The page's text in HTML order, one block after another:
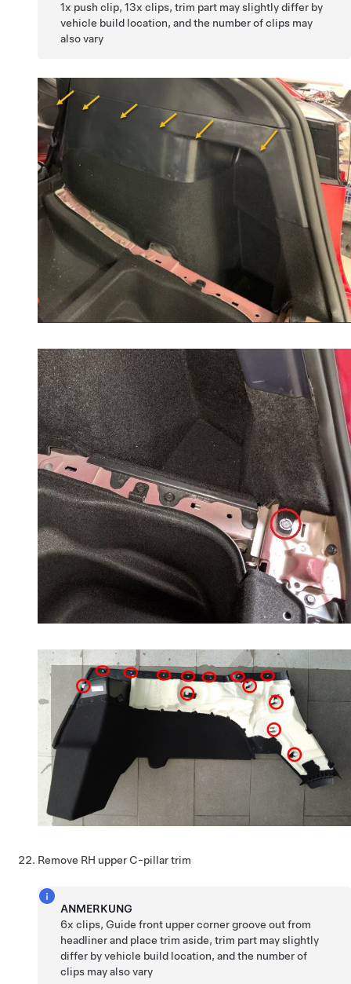
1x push clip, 13x clips, trim part may slightly differ by
vehicle build location, and the number of clips may
also vary
Remove RH upper C-pillar trim
ANMERKUNG
6x clips, Guide front upper corner groove out from
headliner and place trim aside, trim part may slightly
differ by vehicle build location, and the number of
clips may also vary